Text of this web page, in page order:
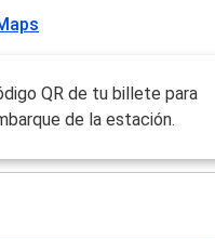
QR de tu billete para
de la estación.